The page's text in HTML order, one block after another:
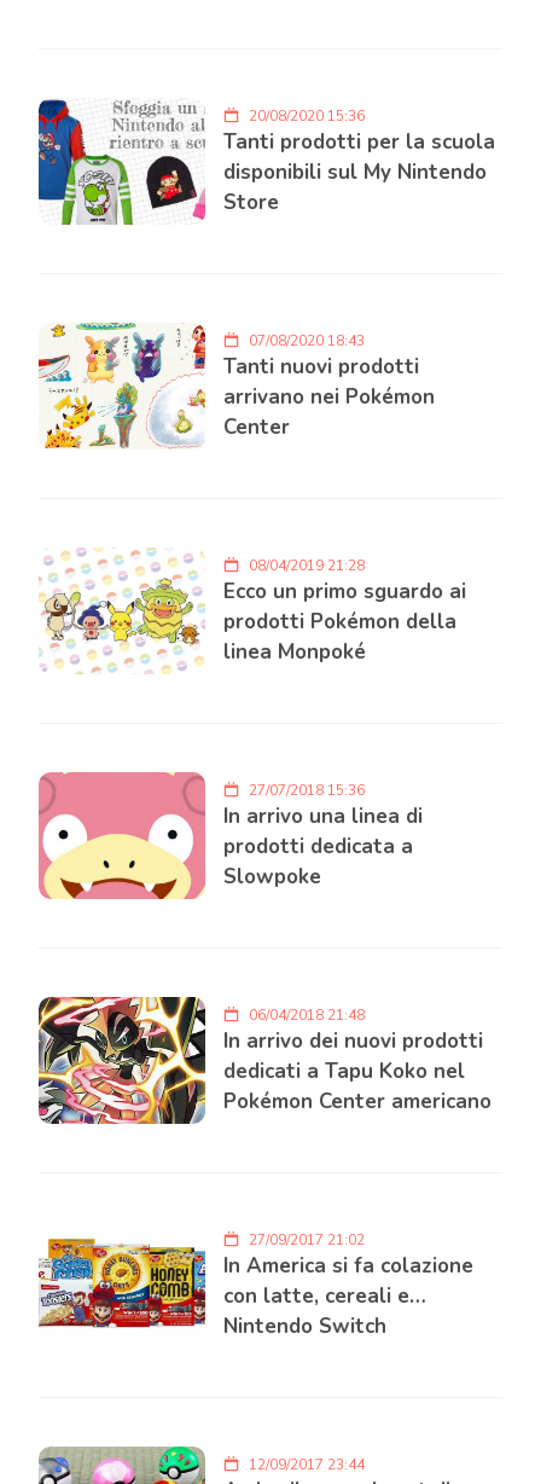
20/08/2020 15:36
Tanti prodotti per la scuola
disponibili sul My Nintendo
Store
07/08/2020 18:43
Tanti nuovi prodotti
arrivano nei Pokémon
Center
08/04/2019 21:28
Ecco un primo sguardo ai
prodotti Pokémon della
linea Monpoké
27/07/2018 15:36
In arrivo una linea di
prodotti dedicata a
Slowpoke
06/04/2018 21:48
In arrivo dei nuovi prodotti
dedicati a Tapu Koko nel
Pokémon Center americano
27/09/2017 21:02
In America si fa colazione
con latte, cereali e…
Nintendo Switch
12/09/2017 23:44